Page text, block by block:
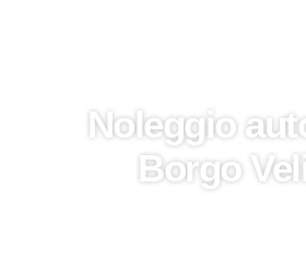
Noleggio
Borgo